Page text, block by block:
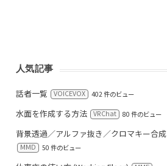
人気記事
話者一覧 VOICEVOX 402 件のビュー
水面を作成する方法 VRChat 80 件のビュー
背景透過／アルファ抜き／クロマキー合成
MMD 50 件のビュー